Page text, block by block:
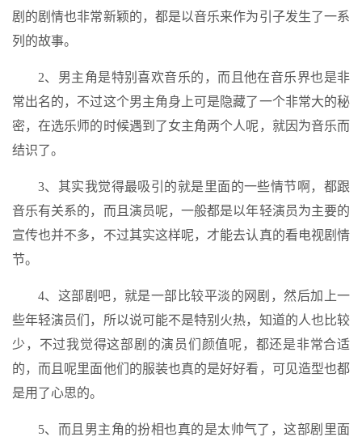
剧的剧情也非常新颖的，都是以音乐来作为引子发生了一系
列的故事。
2、男主角是特别喜欢音乐的，而且他在音乐界也是非
常出名的，不过这个男主角身上可是隐藏了一个非常大的秘
密，在选乐师的时候遇到了女主角两个人呢，就因为音乐而
结识了。
3、其实我觉得最吸引的就是里面的一些情节啊，都跟
音乐有关系的，而且演员呢，一般都是以年轻演员为主要的
宣传也并不多，不过其实这样呢，才能去认真的看电视剧情
节。
4、这部剧吧，就是一部比较平淡的网剧，然后加上一
些年轻演员们，所以说可能不是特别火热，知道的人也比较
少，不过我觉得这部剧的演员们颜值呢，都还是非常合适
的，而且呢里面他们的服装也真的是好好看，可见造型也都
是用了心思的。
5、而且男主角的扮相也真的是太帅气了，这部剧里面